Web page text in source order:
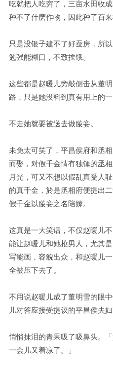
吃就把人吃穷了，三亩水田收
种不了什麽作物，因此种了百来
只是没银子建不了好蚕房，所
勉强能糊口，不致挨饿。
这些都是赵暖儿旁敲侧击从董
路，只是她没料到真有用上的一
不走她就要被送去做媵妾。
未免太可笑了，平昌侯府和丞
而娶，对假千金情有独锺的丞
月光，可又不想以假乱真受人
的真千金，於是丞相府便提出
假千金以媵妾之名陪嫁。
这真是一大笑话，不仅赵暖儿
能让赵暖儿和她抢男人，尤其
写能画，容貌出众，和赵暖儿
全被压下去了。
不用说赵暖儿成了董明雪的眼
儿对答应接受提议的平昌侯夫妇
悄悄抹泪的青果吸了吸鼻头。
一会儿又着凉了。」